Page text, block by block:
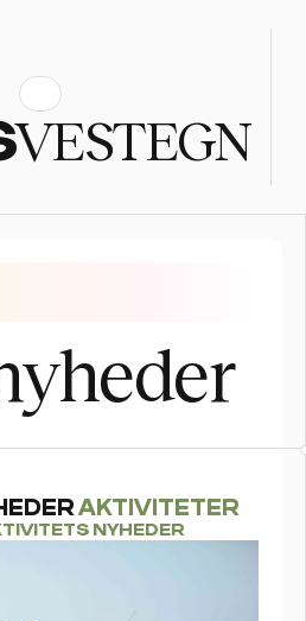
VESTEGN
da Postnord Rundt sluttede i
AKTIVITETER
NYHEDER